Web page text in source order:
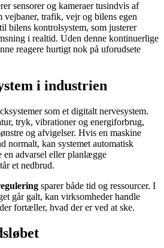
sensorer og kameraer tusindvis af
vejbaner, trafik, vejr og bilens egen
bilens kontrolsystem, som justerer
i realtid. Uden denne kontinuerlige
reagere hurtigt nok på uforudsete
i industrien
som et digitalt nervesystem.
tryk, vibrationer og energiforbrug,
og afvigelser. Hvis en maskine
normalt, kan systemet automatisk
en advarsel eller planlægge
et nedbrud.
sparer både tid og ressourcer. I
går galt, kan virksomheder handle
fortæller, hvad der er ved at ske.